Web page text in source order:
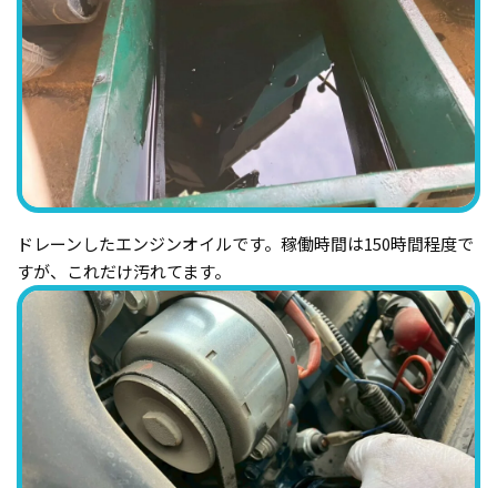
ドレーンしたエンジンオイルです。稼働時間は150時間程度で
すが、これだけ汚れてます。